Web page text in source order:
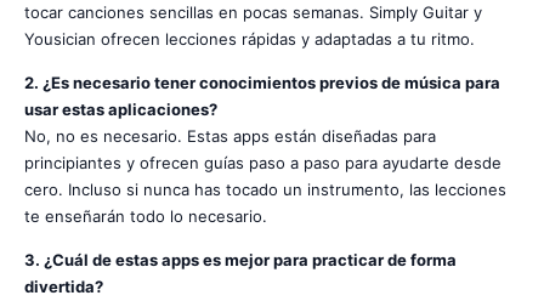
tocar canciones sencillas en pocas semanas. Simply Guitar y
Yousician ofrecen lecciones rápidas y adaptadas a tu ritmo.
2. ¿Es necesario tener conocimientos previos de música para
usar estas aplicaciones?
No, no es necesario. Estas apps están diseñadas para
principiantes y ofrecen guías paso a paso para ayudarte desde
cero. Incluso si nunca has tocado un instrumento, las lecciones
te enseñarán todo lo necesario.
3. ¿Cuál de estas apps es mejor para practicar de forma
divertida?